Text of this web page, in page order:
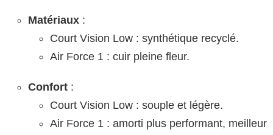
Matériaux :
Court Vision Low : synthétique recyclé.
Air Force 1 : cuir pleine fleur.
Confort :
Court Vision Low : souple et légère.
Air Force 1 : amorti plus performant, meilleur